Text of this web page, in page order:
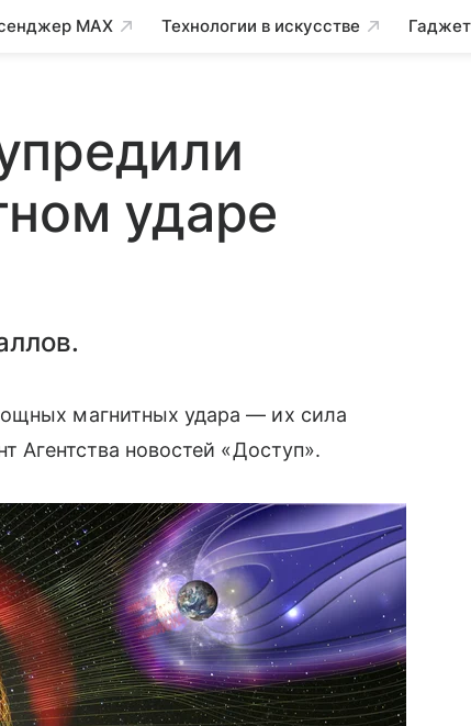
MAX Технологии в искусстве
ударе
магнитных удара — их сила
Агентства новостей «Доступ».